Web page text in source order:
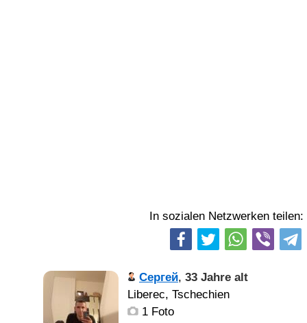
In sozialen Netzwerken teilen:
Сергей, 33 Jahre alt
Liberec, Tschechien
1 Foto